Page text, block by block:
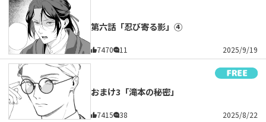
第六話「忍び寄る影」④
7470 11 2025/9/19
おまけ3「滝本の秘密」
7415 38 2025/8/22